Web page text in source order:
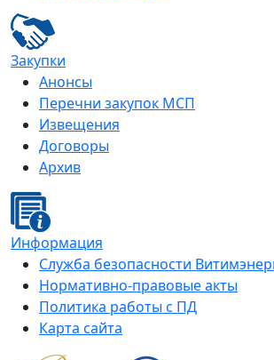
Закупки
Анонсы
Перечни закупок МСП
Извещения
Договоры
Архив
Информация
Служба безопасности
Нормативно-правовые акты
Политика работы с ПД
Карта сайта